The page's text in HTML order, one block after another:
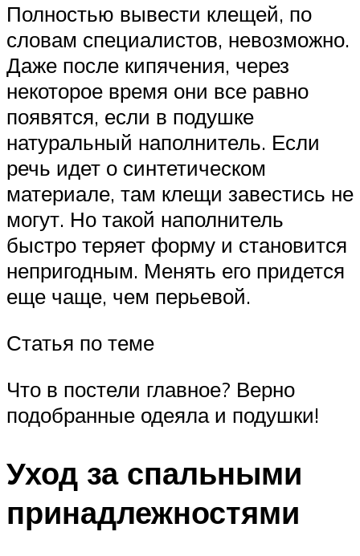
Полностью вывести клещей, по
словам специалистов, невозможно.
Даже после кипячения, через
некоторое время они все равно
появятся, если в подушке
натуральный наполнитель. Если
речь идет о синтетическом
материале, там клещи завестись не
могут. Но такой наполнитель
быстро теряет форму и становится
непригодным. Менять его придется
еще чаще, чем перьевой.
Статья по теме
Что в постели главное? Верно
подобранные одеяла и подушки!
Уход за спальными
принадлежностями